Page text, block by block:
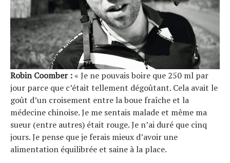
Robin Coomber :« Je ne pouvais boire que 250 ml par
jour parce que c’était tellement dégoûtant. Cela avait le
goût d’un croisement entre la boue fraîche et la
médecine chinoise. Je me sentais malade et même ma
sueur (entre autres) était rouge. Je n’ai duré que cinq
jours. Je pense que je ferais mieux d’avoir une
alimentation équilibrée et saine à la place.